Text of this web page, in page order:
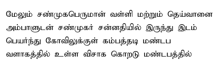
மேலும் சண்முகபெருமான் வள்ளி மற்றும் தெய்வானை
அம்பாளுடன் சண்முகர் சன்னதியில் இருந்து இடம்
பெயர்ந்து கோவிலுக்குள் கம்பத்தடி மண்டப
வளாகத்தில் உள்ள விசாக கொறடு மண்டபத்தில்